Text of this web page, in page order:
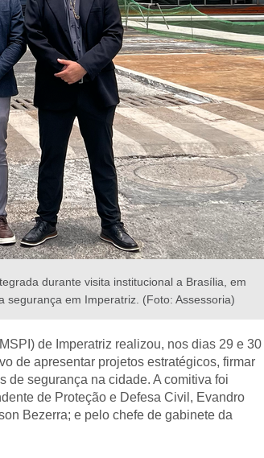
durante visita institucional a Brasília, em
segurança em Imperatriz. (Foto: Assessoria)
de Imperatriz realizou, nos dias 29 e 30
de apresentar projetos estratégicos, firmar
de segurança na cidade. A comitiva foi
de Proteção e Defesa Civil, Evandro
Bezerra; e pelo chefe de gabinete da